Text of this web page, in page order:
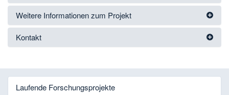
Weitere Informationen zum Projekt
Kontakt
Laufende Forschungsprojekte